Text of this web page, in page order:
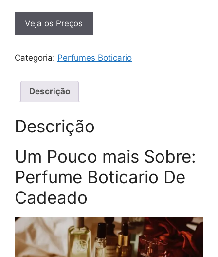
Veja os Preços
Categoria: Perfumes Boticario
Descrição
Descrição
Um Pouco mais Sobre:
Perfume Boticario De
Cadeado